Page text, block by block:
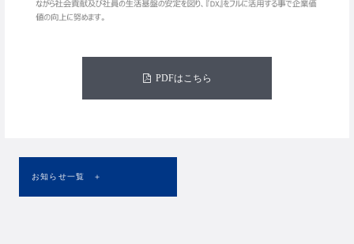
PDFはこちら
お知らせ一覧 ＋